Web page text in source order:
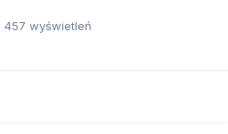
457 wyświetleń